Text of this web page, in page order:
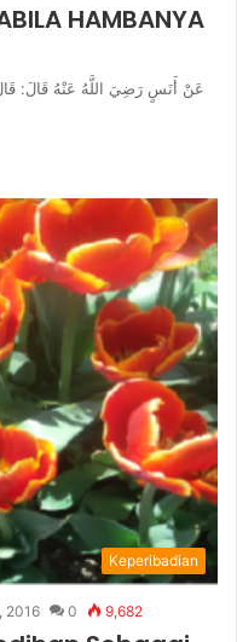
HAMBANYA
عَنْ أَنَسٍ رَضِيَ اللَّهُ عَنْهُ قَالَ:
Keperibadian
2016 0 9,682